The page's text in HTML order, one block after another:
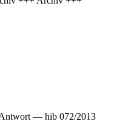
— hib 072/2013